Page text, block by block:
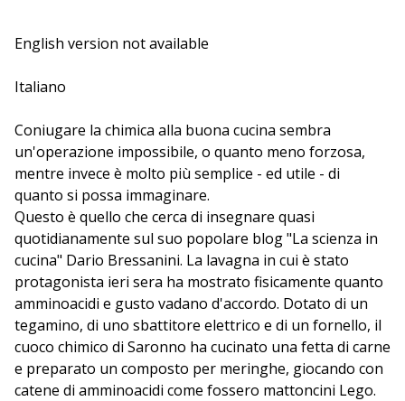
English version not available
Italiano
Coniugare la chimica alla buona cucina sembra
un'operazione impossibile, o quanto meno forzosa,
mentre invece è molto più semplice - ed utile - di
quanto si possa immaginare.
Questo è quello che cerca di insegnare quasi
quotidianamente sul suo popolare blog "La scienza in
cucina" Dario Bressanini. La lavagna in cui è stato
protagonista ieri sera ha mostrato fisicamente quanto
amminoacidi e gusto vadano d'accordo. Dotato di un
tegamino, di uno sbattitore elettrico e di un fornello, il
cuoco chimico di Saronno ha cucinato una fetta di carne
e preparato un composto per meringhe, giocando con
catene di amminoacidi come fossero mattoncini Lego.